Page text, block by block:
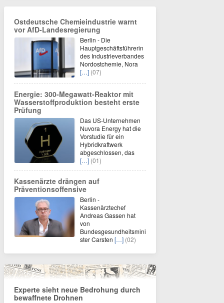
Ostdeutsche Chemieindustrie warnt
vor AfD-Landesregierung
Berlin - Die
Hauptgeschäftsführerin
des Industrieverbandes
Nordostchemie, Nora
[…] (07)
Energie: 300-Megawatt-Reaktor mit
Wasserstoffproduktion besteht erste
Prüfung
Das US-Unternehmen
Nuvora Energy hat die
Vorstudie für ein
Hybridkraftwerk
abgeschlossen, das
[…] (01)
Kassenärzte drängen auf
Präventionsoffensive
Berlin -
Kassenärztechef
Andreas Gassen hat
von
Bundesgesundheitsmini
ster Carsten […] (02)
Experte sieht neue Bedrohung durch
bewaffnete Drohnen